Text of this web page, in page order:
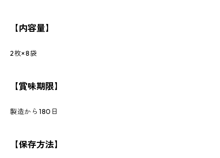
【内容量】
2枚×8袋
【賞味期限】
製造から180日
【保存方法】